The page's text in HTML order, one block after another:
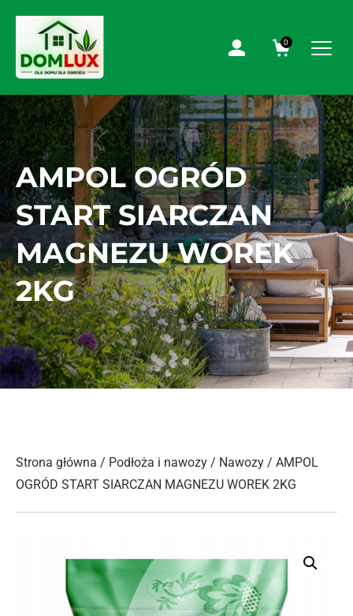
0
AMPOL OGRÓD
START SIARCZAN
MAGNEZU WOREK
2KG
Strona główna / Podłoża i nawozy / Nawozy / AMPOL
OGRÓD START SIARCZAN MAGNEZU WOREK 2KG